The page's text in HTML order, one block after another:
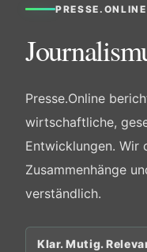
PRESSE.ONLINE
Presse.Online
wirtschaftliche,
Entwicklungen. Wir
Zusammenhänge
verständlich.
Klar. Mutig.